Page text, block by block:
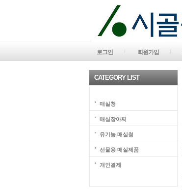
로그인 회원가입
CATEGORY LIST
매실청
매실장아찌
유기농 매실청
선물용 매실제품
개인결제